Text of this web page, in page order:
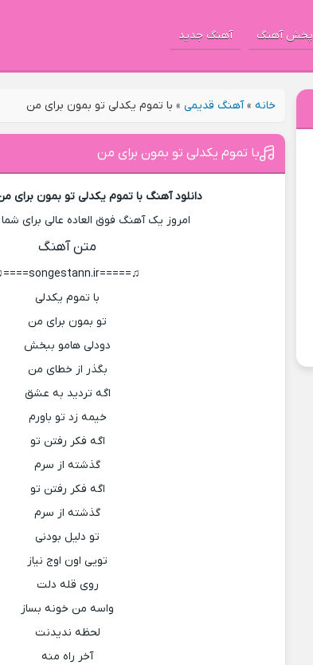
پخش آهنگ آهنگ جدید
خانه »آهنگ قدیمی » با تموم یکدلی تو بمون برای من
با تموم یکدلی تو بمون برای من
دانلود آهنگ با تموم یکدلی تو بمون برای
امروز یک آهنگ فوق العاده عالی برای شما
متن آهنگ
♫=====songestann.ir====♫
با تموم یکدلی
تو بمون برای من
دودلی هامو ببخش
بگذر از خطای من
اگه تردید به عشق
خیمه زد تو باورم
اگه فکر رفتن تو
گذشته از سرم
اگه فکر رفتن تو
گذشته از سرم
تو دلیل بودنی
تویی اون اوج نیاز
روی قله دلت
واسه من خونه بساز
لحظه ندیدنت
آخر راه منه